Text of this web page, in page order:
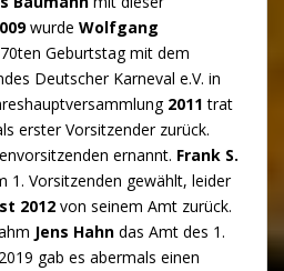
wurde Wolfgang
Geburtstag mit dem
Deutscher Karneval e.V. in
2011 trat
erster Vorsitzender zurück.
ernannt. Frank S.
1. Vorsitzenden gewählt, leider
2012 von seinem Amt zurück.
Jens Hahn das Amt des 1.
gab es abermals einen